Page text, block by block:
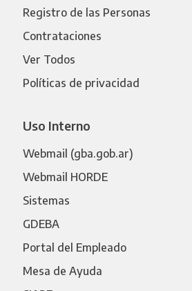
Registro de las Personas
Contrataciones
Ver Todos
Políticas de privacidad
Uso Interno
Webmail (gba.gob.ar)
Webmail HORDE
Sistemas
GDEBA
Portal del Empleado
Mesa de Ayuda